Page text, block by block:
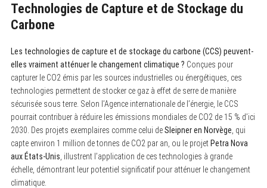
Technologies de Capture et de Stockage du
Carbone
Les technologies de capture et de stockage du carbone (CCS) peuvent-
elles vraiment atténuer le changement climatique ? Conçues pour
capturer le CO2 émis par les sources industrielles ou énergétiques, ces
technologies permettent de stocker ce gaz à effet de serre de manière
sécurisée sous terre. Selon l’Agence internationale de l’énergie, le CCS
pourrait contribuer à réduire les émissions mondiales de CO2 de 15 % d’ici
2030. Des projets exemplaires comme celui deSleipner en Norvège , qui
capte environ 1 million de tonnes de CO2 par an, ou le projet Petra Nova
aux États-Unis , illustrent l’application de ces technologies à grande
échelle, démontrant leur potentiel significatif pour atténuer le changement
climatique.